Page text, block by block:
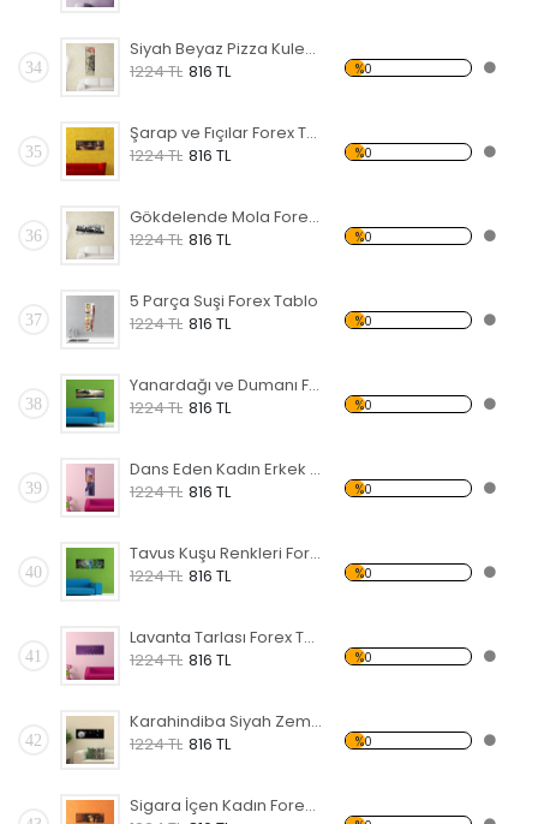
34
Siyah Beyaz Pizza Kulesi Forex Tablo
1224 TL 816 TL %0
35
Şarap ve Fıçılar Forex Tablo
1224 TL 816 TL %0
36
Gökdelende Mola Forex Tablo
1224 TL 816 TL %0
37
5 Parça Suşi Forex Tablo
1224 TL 816 TL %0
38
Yanardağı ve Dumanı Forex Tablo
1224 TL 816 TL %0
39
Dans Eden Kadın Erkek Forex Tablo
1224 TL 816 TL %0
40
Tavus Kuşu Renkleri Forex Tablo
1224 TL 816 TL %0
41
Lavanta Tarlası Forex Tablo
1224 TL 816 TL %0
42
Karahindiba Siyah Zemin Forex Tablo
1224 TL 816 TL %0
Sigara İçen Kadın Forex Tablo